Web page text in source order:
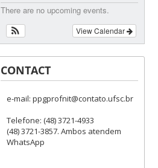
There are no upcoming events.
View Calendar
CONTACT
e-mail: ppgprofnit@contato.ufsc.br
Telefone: (48) 3721-4933
(48) 3721-3857. Ambos atendem
WhatsApp